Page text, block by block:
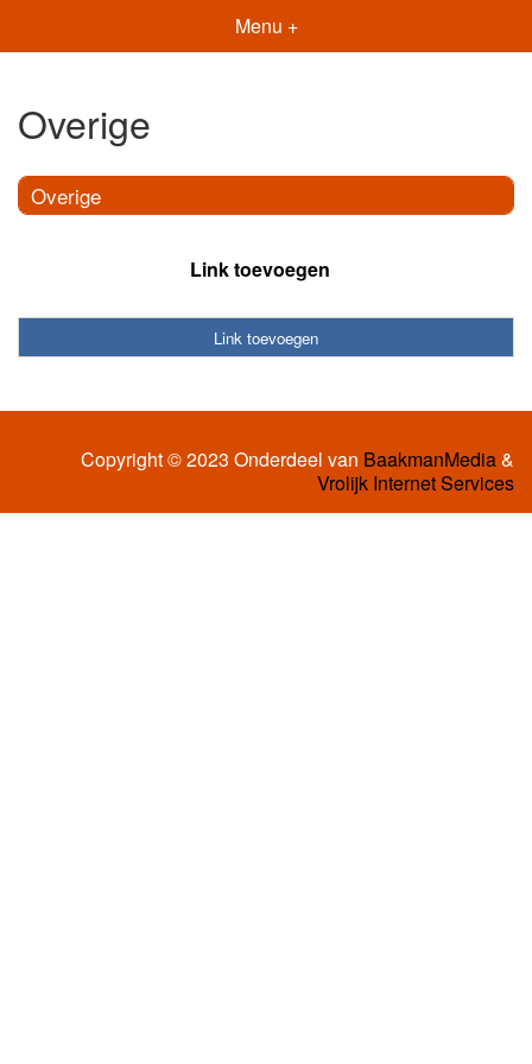
Menu +
Overige
Overige
Link toevoegen
Link toevoegen
Copyright © 2023 Onderdeel van BaakmanMedia&
Vrolijk Internet Services